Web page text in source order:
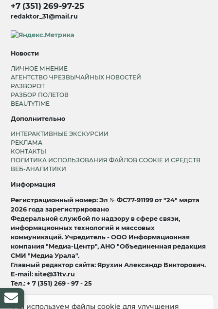
+7 (351) 269-97-25
redaktor_31@mail.ru
Новости
ЛИЧНОЕ МНЕНИЕ
АГЕНТСТВО ЧРЕЗВЫЧАЙНЫХ НОВОСТЕЙ
РАЗВОРОТ
РАЗБОР ПОЛЕТОВ
BEAUTYTIME
Дополнительно
ИНТЕРАКТИВНЫЕ ЭКСКУРСИИ
РЕКЛАМА
КОНТАКТЫ
ПОЛИТИКА ИСПОЛЬЗОВАНИЯ ФАЙЛОВ COOKIE И СРЕДСТВ
ВЕБ-АНАЛИТИКИ
Информация
Регистрационный номер: Эл № ФС77-91199 от "24" марта
2026 года зарегистрировано
Федеральной службой по надзору в сфере связи,
информационных технологий и массовых
коммуникаций. Учредитель - ООО Информационная
компания "Медиа-Центр", АНО "Объединенная редакция
СМИ "Медиа Урала".
Главный редактор сайта: Ярухин Александр Викторович.
E-mail: site@31tv.ru
Тел.: + 7 (351) 269 - 97 - 25
18+
Мы используем файлы cookie для улучшения